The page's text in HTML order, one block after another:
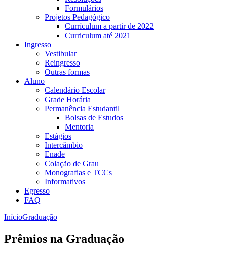
Formulários
Projetos Pedagógico
Currículum a partir de 2022
Curriculum até 2021
Ingresso
Vestibular
Reingresso
Outras formas
Aluno
Calendário Escolar
Grade Horária
Permanência Estudantil
Bolsas de Estudos
Mentoria
Estágios
Intercâmbio
Enade
Colação de Grau
Monografias e TCCs
Informativos
Egresso
FAQ
InícioGraduação
Prêmios na Graduação